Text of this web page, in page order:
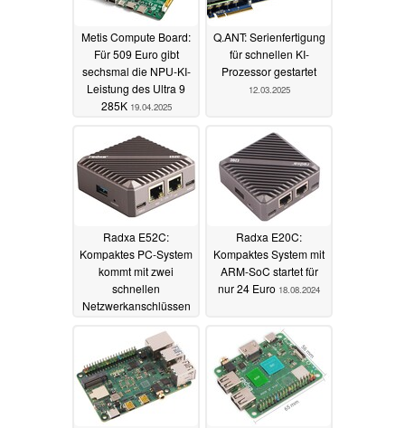
Metis Compute Board:
Für 509 Euro gibt
sechsmal die NPU-KI-
Leistung des Ultra 9
285K 19.04.2025
Q.ANT: Serienfertigung
für schnellen KI-
Prozessor gestartet
12.03.2025
Radxa E52C:
Kompaktes PC-System
kommt mit zwei
schnellen
Netzwerkanschlüssen
Radxa E20C:
Kompaktes System mit
ARM-SoC startet für
nur 24 Euro 18.08.2024